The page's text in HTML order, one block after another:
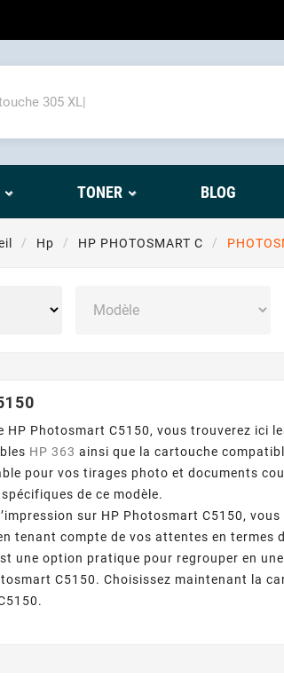
TONER BLOG
Hp HP PHOTOSMART C
HP Photosmart C5150, vous trouverez ici
HP 363 ainsi que la cartouche
pour vos tirages photo et documents
de ce modèle.
sur HP Photosmart C5150,
tenant compte de vos attentes en termes
une option pratique pour regrouper en
C5150. Choisissez maintenant la